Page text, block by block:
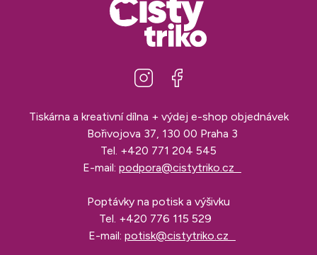
Tiskárna a kreativní dílna + výdej e-shop objednávek
Bořivojova 37, 130 00 Praha 3
Tel. +420 771 204 545
E-mail: podpora@cistytriko.cz
Poptávky na potisk a výšivku
Tel. +420 776 115 529
E-mail: potisk@cistytriko.cz